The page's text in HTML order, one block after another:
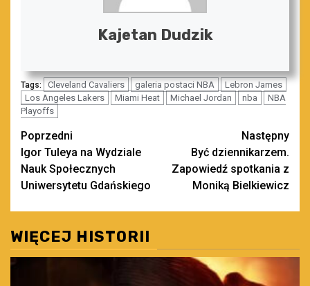
Kajetan Dudzik
Tags: Cleveland Cavaliers galeria postaci NBA
Lebron James
Los Angeles Lakers
Miami Heat Michael Jordan nba
NBA
Playoffs
Zobacz
wpisy
Poprzedni
Igor Tuleya na Wydziale
Nauk Społecznych
Uniwersytetu Gdańskiego
Następny
Być dziennikarzem.
Zapowiedź spotkania z
Moniką Bielkiewicz
WIĘCEJ HISTORII